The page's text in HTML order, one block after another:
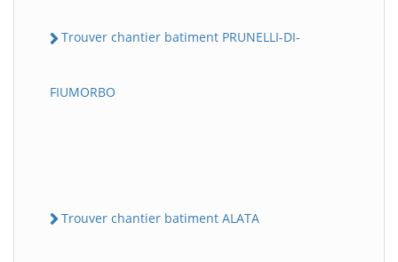
Trouver chantier batiment PRUNELLI-DI-
FIUMORBO
Trouver chantier batiment ALATA